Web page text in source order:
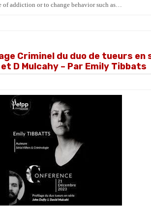
of addiction or to change behavior such as…
Criminel du duo de tueurs
D Mulcahy – Par Emily Tibbats